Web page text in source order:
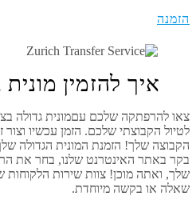
הזמנה
איך להזמין
צאו להרפתקה שלכם עםמונית גדולה
לטיול הקבוצתי שלכם. הזמן עכשיו וצור
הקבוצה שלך! הזמנת המונית הגדולה
בקר באתר האינטרנט שלנו, בחר את
שאלה או בקשה מיוחדת.